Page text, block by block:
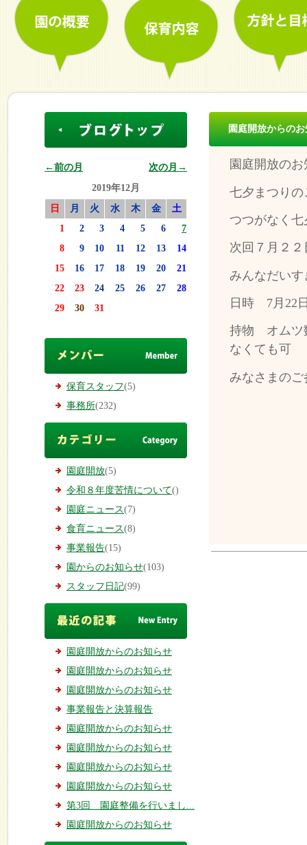
←前の月
次の月→
2019年12月
日
月 火 水 木 金
土
1
2 3 4 5 6
7
8
9 10 11 12 13
14
15
16 17 18 19 20
21
22
23 24 25 26 27
28
29
30 31
保育スタッフ(5)
事務所(232)
園庭開放(5)
令和８年度苦情について()
園庭ニュース(7)
食育ニュース(8)
事業報告(15)
園からのお知らせ(103)
スタッフ日記(99)
園庭開放からのお知らせ
園庭開放からのお知らせ
園庭開放からのお知らせ
事業報告と決算報告
園庭開放からのお知らせ
園庭開放からのお知らせ
園庭開放からのお知らせ
園庭開放からのお知らせ
第3回 園庭整備を行いまし...
園庭開放からのお知らせ
園庭開放からの
園庭開放の
七夕まつり
つつがなく
次回７月２
みんなだい
日時 7月22
持物 オム
なくても可
みなさまの